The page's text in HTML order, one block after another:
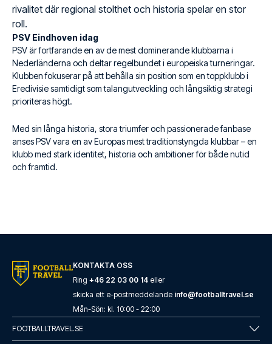
rivalitet där regional stolthet och historia spelar en stor
roll.
PSV Eindhoven idag
PSV är fortfarande en av de mest dominerande klubbarna i
Nederländerna och deltar regelbundet i europeiska turneringar.
Klubben fokuserar på att behålla sin position som en toppklubb i
Eredivisie samtidigt som talangutveckling och långsiktig strategi
prioriteras högt.
Med sin långa historia, stora triumfer och passionerade fanbase
anses PSV vara en av Europas mest traditionstyngda klubbar – en
klubb med stark identitet, historia och ambitioner för både nutid
och framtid.
KONTAKTA OSS
Ring +46 22 03 00 14 eller
skicka ett e-postmeddelande info@footballtravel.se
Mån-Sön: kl. 10:00 - 22:00
FOOTBALLTRAVEL.SE